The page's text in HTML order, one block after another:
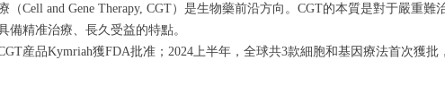
（Cell and Gene Therapy, CGT）是生物藥前沿方向。CGT的本質是對于嚴重
備精准治療、長久受益的特點。
産品Kymriah獲FDA批准；2024上半年，全球共3款細胞和基因療法首次獲